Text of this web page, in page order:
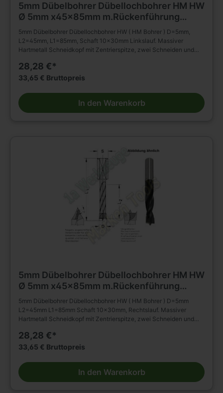
5mm Dübelbohrer Dübellochbohrer HM HW
Ø 5mm x45x85mm m.Rückenführung
Schaft 10mm L.
5mm Dübelbohrer Dübellochbohrer HW ( HM Bohrer ) D=5mm,
L2=45mm, L1=85mm, Schaft 10x30mm Linkslauf. Massiver
Hartmetall Schneidkopf mit Zentrierspitze, zwei Schneiden und
Rückenfreischliff. Spiralteil kunststoffbeschichtet. Zylinderschaft
mit Spannfläche ohne Tiefeneinstellschraube. Zum Einsatz in
Bohrmaschinen. Zum Bohren von Sacklöchern in Massivholz,
Holz- und Plattenwerkstoffen u.s.w., auch in beschichteter
Ausführung. Die Rückenführung bringt verbesserte Zentrierung
28,28 €*
33,65 € Bruttopreis
In den Warenkorb
5mm Dübelbohrer Dübellochbohrer HM HW
Ø 5mm x45x85mm m.Rückenführung
Schaft 10mm
5mm Dübelbohrer Dübellochbohrer HW ( HM Bohrer ) D=5mm
L2=45mm L1=85mm Schaft 10x30mm, Rechtslauf. Massiver
Hartmetall Schneidkopf mit Zentrierspitze, zwei Schneiden und
Rückenfreischliff. Spiralteil kunststoffbeschichtet. Zylinderschaft
mit Spannfläche ohne Tiefeneinstellschraube. Zum Einsatz in
Bohrmaschinen. Zum Bohren von Sacklöchern in Massivholz,
Holz- und Plattenwerkstoffen u.s.w., auch in beschichteter
Ausführung. Die Rückenführung bringt verbesserte Zentrierung
28,28 €*
33,65 € Bruttopreis
In den Warenkorb